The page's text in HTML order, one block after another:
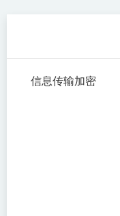
信息传输加密